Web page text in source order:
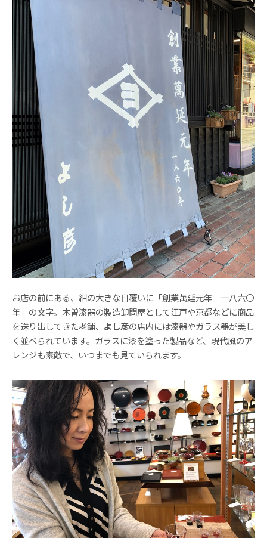
お店の前にある、紺の大きな日覆いに「創業萬延元年 一八六〇
年」の文字。木曽漆器の製造卸問屋として江戸や京都などに商品
を送り出してきた老舗、 よし彦の店内には漆器やガラス器が美し
く並べられています。ガラスに漆を塗った製品など、現代風のア
レンジも素敵で、いつまでも見ていられます。